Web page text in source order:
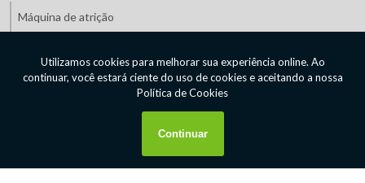
Máquina de atrição
Máquinas de mineração valor
Máquinas para indústria de mineração